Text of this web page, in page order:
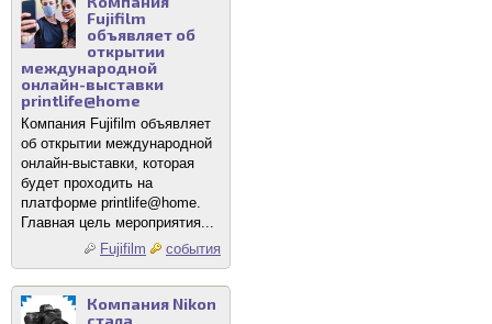
Fujifilm
объявляет об
открытии
международной
онлайн-выставки
printlife@home
Компания Fujifilm объявляет
об открытии международной
онлайн-выставки, которая
будет проходить на
платформе printlife@home.
Главная цель мероприятия...
Fujifilm
события
Компания Nikon
стала